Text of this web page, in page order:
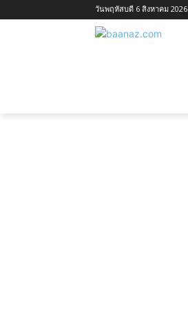
วันพฤหัสบดี 6 สิงหาคม 2026